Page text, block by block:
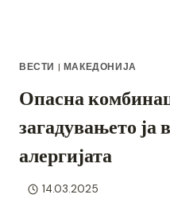
ВЕСТИ | МАКЕДОНИЈА
Опасна
загадувањето ја
алергијата
14.03.2025